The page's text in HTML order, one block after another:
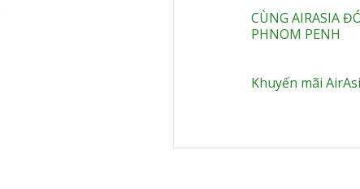
CÙNG AIRASIA
PHNOM PENH
Khuyến mãi